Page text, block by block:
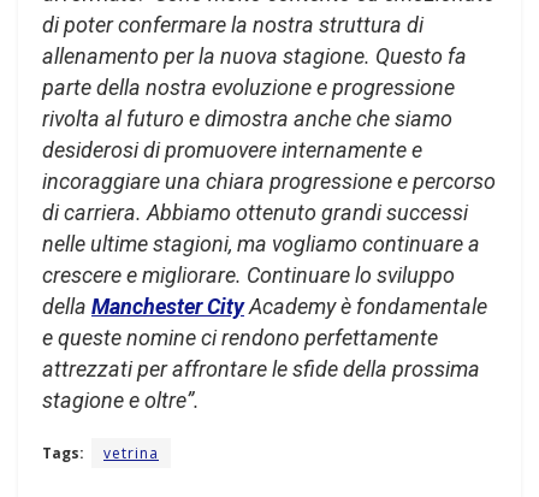
di poter confermare la nostra struttura di
allenamento per la nuova stagione. Questo fa
parte della nostra evoluzione e progressione
rivolta al futuro e dimostra anche che siamo
desiderosi di promuovere internamente e
incoraggiare una chiara progressione e percorso
di carriera. Abbiamo ottenuto grandi successi
nelle ultime stagioni, ma vogliamo continuare a
crescere e migliorare. Continuare lo sviluppo
della Manchester CityAcademy è fondamentale
e queste nomine ci rendono perfettamente
attrezzati per affrontare le sfide della prossima
stagione e oltre”.
Tags: vetrina